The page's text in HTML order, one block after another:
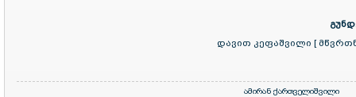
დავით კეფაშვილი [
ამირან ქართველიშვილი